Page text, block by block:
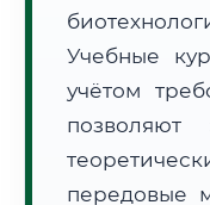
Расчет логистики
~2 452
• Экспресс-доставка
📜 Документы и
Учебные
учётом
позволяют
передовые